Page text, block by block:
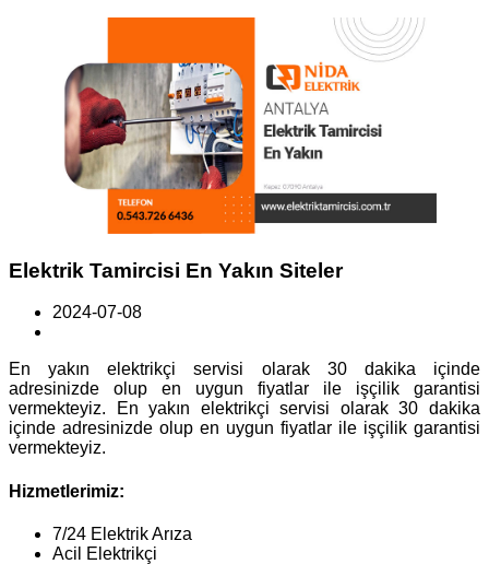
Elektrik Tamircisi En Yakın Siteler
2024-07-08
En yakın elektrikçi servisi olarak 30 dakika içinde
adresinizde olup en uygun fiyatlar ile işçilik garantisi
vermekteyiz. En yakın elektrikçi servisi olarak 30 dakika
içinde adresinizde olup en uygun fiyatlar ile işçilik garantisi
vermekteyiz.
Hizmetlerimiz:
7/24 Elektrik Arıza
Acil Elektrikçi